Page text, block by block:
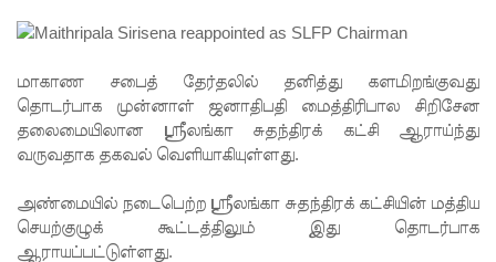
அலியின்
சிறுவர்
கதை நூல்
ஆகஸ்ட்
15
வெளியீடு!
மாகாண சபைத் தேர்தலில் தனித்து களமிறங்குவது
தொடர்பாக முன்னாள் ஜனாதிபதி மைத்திரிபால சிறிசேன
தலைமையிலான ஸ்ரீலங்கா சுதந்திரக் கட்சி ஆராய்ந்து
வருவதாக தகவல் வெளியாகியுள்ளது.
அண்மையில் நடைபெற்ற ஸ்ரீலங்கா சுதந்திரக் கட்சியின் மத்திய
செயற்குழுக் கூட்டத்திலும் இது தொடர்பாக
ஆராயப்பட்டுள்ளது.